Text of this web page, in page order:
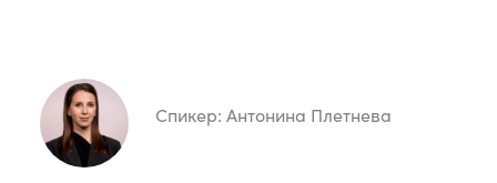
Спикер: Антонина Плетнева